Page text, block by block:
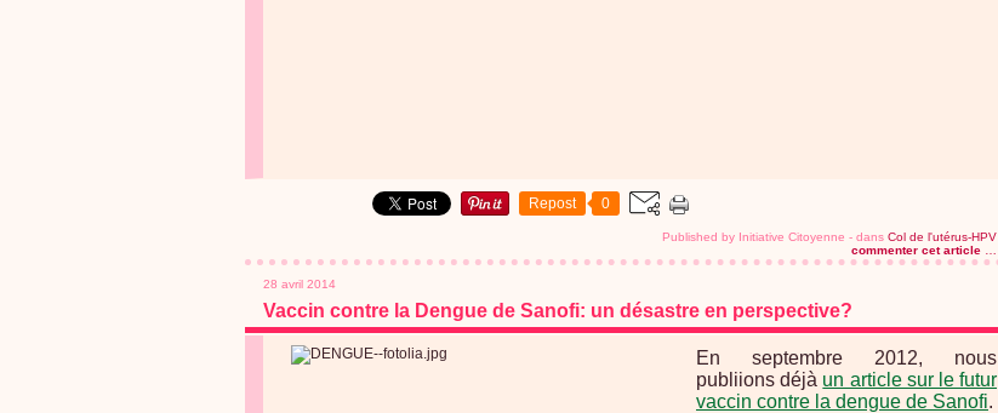
Repost 0
Published by Initiative Citoyenne - dans Col de l'utérus-HPV
commenter cet article
28 avril 2014
Vaccin contre la Dengue de Sanofi: un désastre en perspective?
En septembre 2012, nous
publiions déjà un article sur le futur
vaccin contre la dengue de Sanofi.